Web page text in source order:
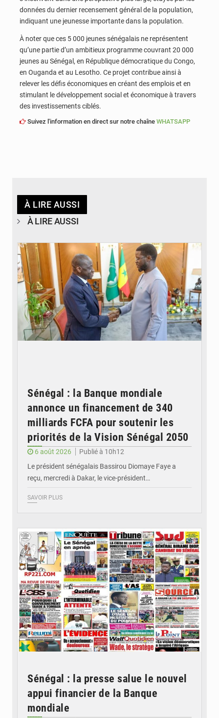
données du dernier recensement général de la population,
indiquant une jeunesse importante dans la population.
À noter que ces 5 000 jeunes sénégalais ne représentent
qu’une partie d’un ambitieux programme couvrant 20 000
jeunes au Sénégal, en République démocratique du Congo,
en Ouganda et au Lesotho. Ce projet contribue ainsi à
relever les défis économiques en créant des emplois et en
stimulant le développement social et économique à travers
des investissements ciblés.
Suivez l'information en direct sur notre chaîne WHATSAPP
À LIRE AUSSI
À LIRE AUSSI
Sénégal : la Banque mondiale
annonce un financement de 340
milliards FCFA pour soutenir les
priorités de la Vision Sénégal 2050
6 août 2026
Publié à 10h12
Le président sénégalais Bassirou Diomaye Faye a
reçu, mercredi à Dakar, le vice-président…
SAVOIR PLUS
Sénégal : la presse salue le nouvel
appui financier de la Banque
mondiale